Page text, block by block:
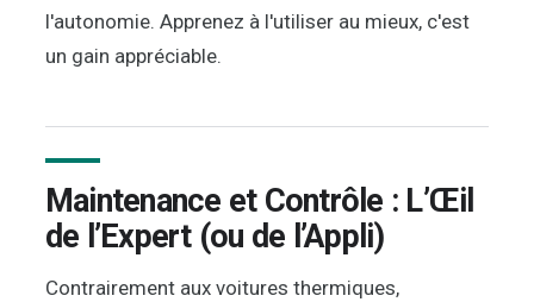
l'autonomie. Apprenez à l'utiliser au mieux, c'est
un gain appréciable.
Maintenance et Contrôle : L’Œil
de l’Expert (ou de l’Appli)
Contrairement aux voitures thermiques,